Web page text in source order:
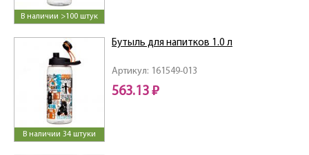
В наличии >100 штук
В наличии 34 штуки
Артикул: 161549-013
Бутыль для напитков 1.0 л
563.13 ₽